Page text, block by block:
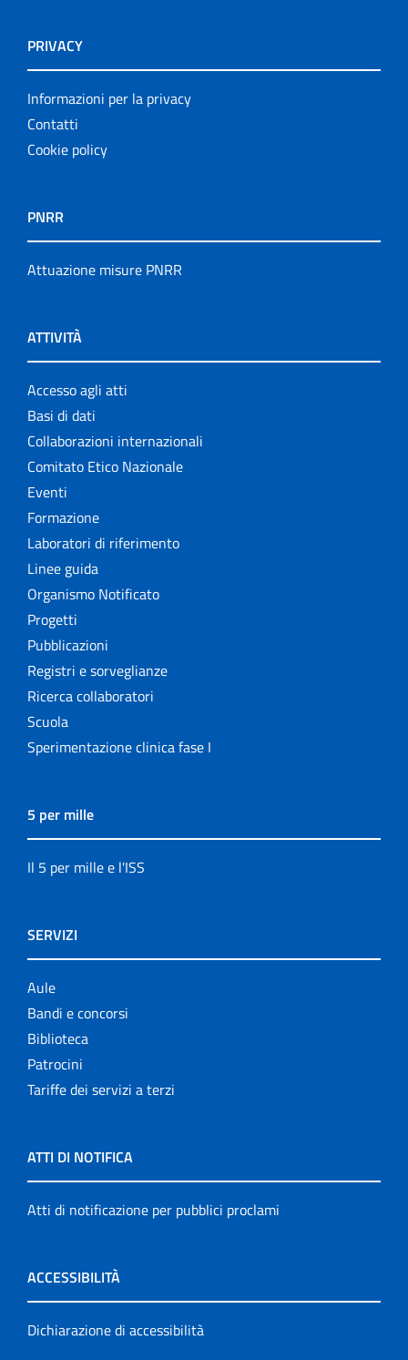
PRIVACY
Informazioni per la privacy
Contatti
Cookie policy
PNRR
Attuazione misure PNRR
ATTIVITÀ
Accesso agli atti
Basi di dati
Collaborazioni internazionali
Comitato Etico Nazionale
Eventi
Formazione
Laboratori di riferimento
Linee guida
Organismo Notificato
Progetti
Pubblicazioni
Registri e sorveglianze
Ricerca collaboratori
Scuola
Sperimentazione clinica fase I
5 per mille
Il 5 per mille e l'ISS
SERVIZI
Aule
Bandi e concorsi
Biblioteca
Patrocini
Tariffe dei servizi a terzi
ATTI DI NOTIFICA
Atti di notificazione per pubblici proclami
ACCESSIBILITÀ
Dichiarazione di accessibilità